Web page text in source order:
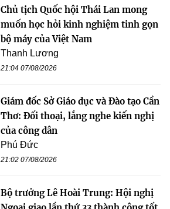
Chủ tịch Quốc hội Thái Lan mong
muốn học hỏi kinh nghiệm tinh gọn
bộ máy của Việt Nam
Thanh Lương
21:04 07/08/2026
Giám đốc Sở Giáo dục và Đào tạo Cần
Thơ: Đối thoại, lắng nghe kiến nghị
của công dân
Phú Đức
21:02 07/08/2026
Bộ trưởng Lê Hoài Trung: Hội nghị